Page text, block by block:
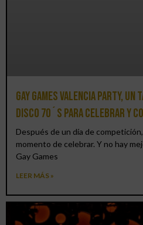
Gay Games Valencia Party,
DISCO 70´S para celebrar y
Después de un día de
momento de celebrar. Y no hay
Gay Games
LEER MÁS »